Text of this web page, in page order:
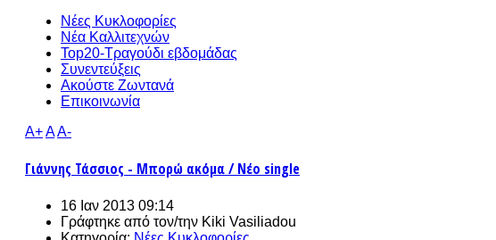
Νέες Κυκλοφορίες
Νέα Καλλιτεχνών
Top20-Τραγούδι εβδομάδας
Συνεντεύξεις
Ακούστε Ζωντανά
Επικοινωνία
A+AA-
Γιάννης Τάσσιος - Μπορώ ακόμα / Νέο single
16 Ιαν 2013 09:14
Γράφτηκε από τον/την Kiki Vasiliadou